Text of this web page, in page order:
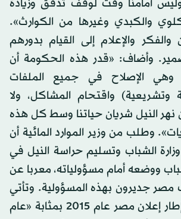
أمامنا وقت لوقف تدفق وزيادة
والكبدي وغيرها من الكوارث».
والإعلام إلى القيام بدورهم
وأضاف: «قدر هذه الحكومة أن
وهي الإصلاح في جميع الملفات
وتشريعية) واقتحام المشاكل، ولا
النيل شريان حياتنا وسط كل هذه
وطلب من وزير الموارد المائية أن
الشباب وتسليم حراسة النيل في
ووضعه أمام مسؤولياته، معربا عن
جديرون بهذه المسؤولية. وتأتي
هذه الحملة في إطار إعلان مصر عام 2015 بمثابة «عام